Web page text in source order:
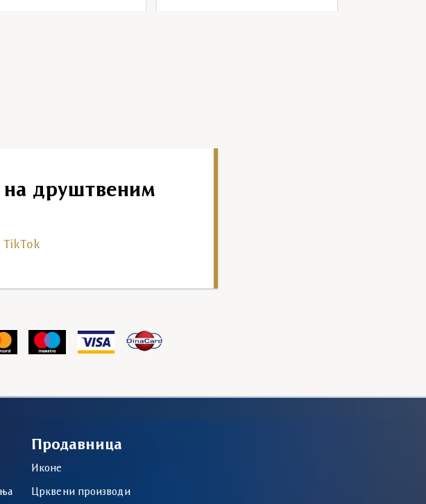
на друштвеним
TikTok
Продавница
Иконе
Црквени производи